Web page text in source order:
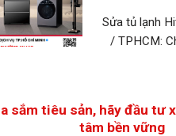
Sửa tủ lạnh
/ TPHCM:
sắm tiêu sản, hãy đầu tư
tâm bền vững